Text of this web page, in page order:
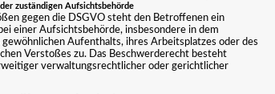
zuständigen Aufsichtsbehörde
gegen die DSGVO steht den Betroffenen ein
einer Aufsichtsbehörde, insbesondere in dem
Aufenthalts, ihres Arbeitsplatzes oder des
Verstoßes zu. Das Beschwerderecht besteht
verwaltungsrechtlicher oder gerichtlicher